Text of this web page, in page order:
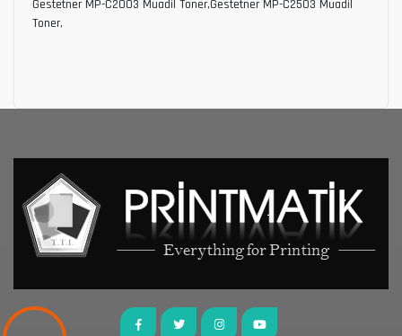
Gestetner MP-C2003 Muadil Toner,Gestetner MP-C2503 Muadil
Toner,